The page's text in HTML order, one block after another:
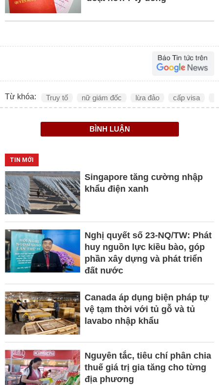
Từ khóa: Truy tố nữ giám đốc lừa đảo cấp visa
BÌNH LUẬN
TIN MỚI
Singapore tăng cường nhập
khẩu điện xanh
Nghị quyết số 23-NQ/TW: Phát
huy nguồn lực kiều bào, góp
phần xây dựng và phát triển
đất nước
Canada áp dụng biện pháp tự
vệ tạm thời với tủ gỗ và tủ
lavabo nhập khẩu
Nguyên tắc, tiêu chí phân chia
thuế giá trị gia tăng cho từng
địa phương